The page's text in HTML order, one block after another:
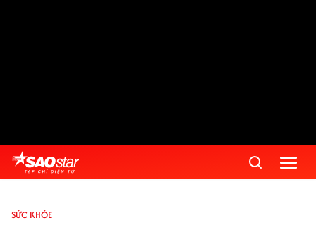
SỨC KHỎE